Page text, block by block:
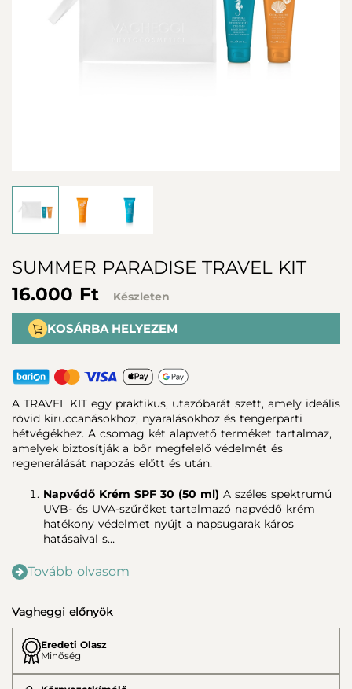
SUMMER PARADISE TRAVEL KIT
16.000 Ft
Készleten
KOSÁRBA HELYEZEM
A TRAVEL KIT egy praktikus, utazóbarát szett, amely ideális
rövid kiruccanásokhoz, nyaralásokhoz és tengerparti
hétvégékhez. A csomag két alapvető terméket tartalmaz,
amelyek biztosítják a bőr megfelelő védelmét és
regenerálását napozás előtt és után.
Napvédő Krém SPF 30 (50 ml) A széles spektrumú
UVB- és UVA-szűrőket tartalmazó napvédő krém
hatékony védelmet nyújt a napsugarak káros
hatásaival s…
Tovább olvasom
Vagheggi előnyök
Eredeti Olasz
Minőség